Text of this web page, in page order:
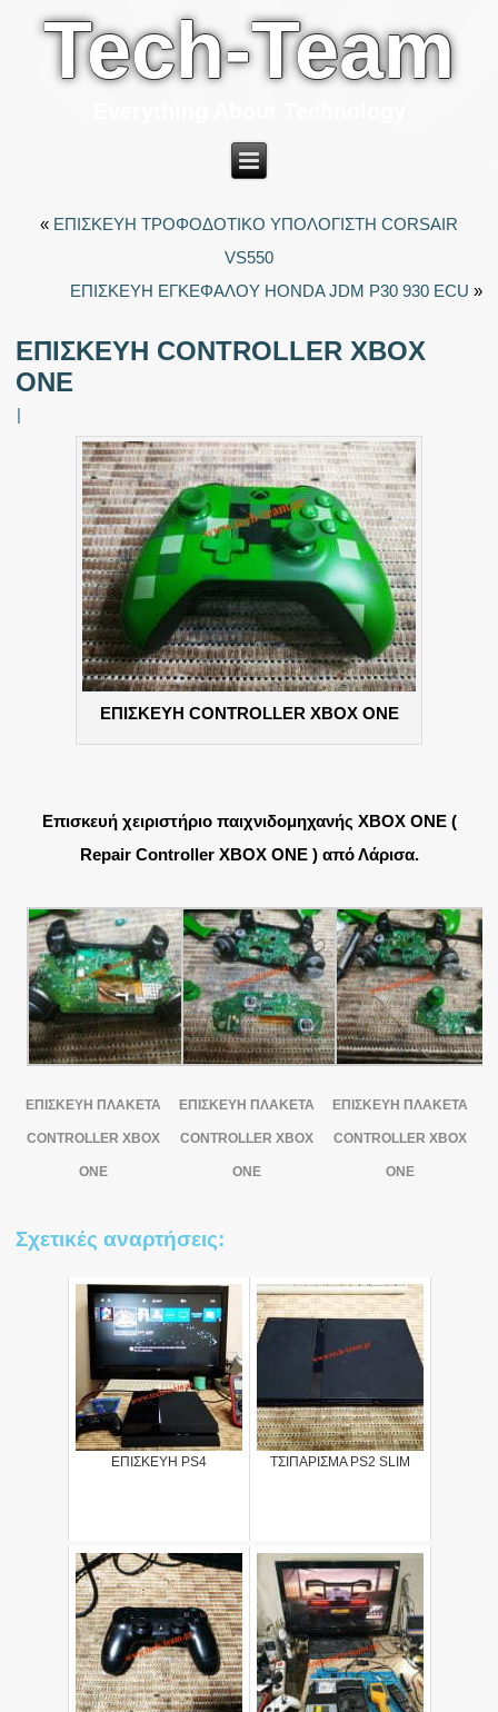
Tech-Team
« ΕΠΙΣΚΕΥΗ ΤΡΟΦΟΔΟΤΙΚΟ ΥΠΟΛΟΓΙΣΤΗ CORSAIR
VS550
ΕΠΙΣΚΕΥΗ ΕΓΚΕΦΑΛΟΥ HONDA JDM P30 930 ECU »
ΕΠΙΣΚΕΥΗ CONTROLLER XBOX
ONE
|
ΕΠΙΣΚΕΥΗ CONTROLLER XBOX ONE
Επισκευή χειριστήριο παιχνιδομηχανής XBOX ONE (
Repair Controller XBOX ONE ) από Λάρισα.
ΕΠΙΣΚΕΥΗ ΠΛΑΚΕΤΑ
CONTROLLER XBOX
ONE
ΕΠΙΣΚΕΥΗ ΠΛΑΚΕΤΑ
CONTROLLER XBOX
ONE
ΕΠΙΣΚΕΥΗ ΠΛΑΚΕΤΑ
CONTROLLER XBOX
ONE
Σχετικές αναρτήσεις:
ΕΠΙΣΚΕΥΗ PS4 ΤΣΙΠΑΡΙΣΜΑ PS2 SLIM